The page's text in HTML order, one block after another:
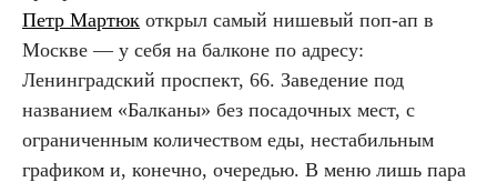
Петр Мартюк открыл самый нишевый поп-ап в
Москве — у себя на балконе по адресу:
Ленинградский проспект, 66. Заведение под
названием «Балканы» без посадочных мест, с
ограниченным количеством еды, нестабильным
графиком и, конечно, очередью. В меню лишь пара